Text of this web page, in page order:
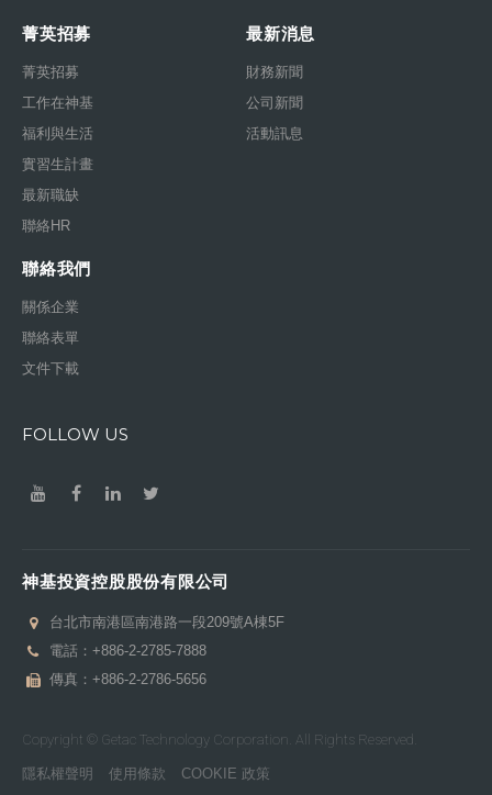
菁英招募
菁英招募
工作在神基
福利與生活
實習生計畫
最新職缺
聯絡HR
最新消息
財務新聞
公司新聞
活動訊息
聯絡我們
關係企業
聯絡表單
文件下載
FOLLOW US
神基投資控股股份有限公司
台北市南港區南港路一段209號A棟5F
電話： +886-2-2785-7888
傳真：+886-2-2786-5656
Copyright © Getac Technology Corporation. All Rights Reserved.
隱私權聲明 使用條款 COOKIE 政策